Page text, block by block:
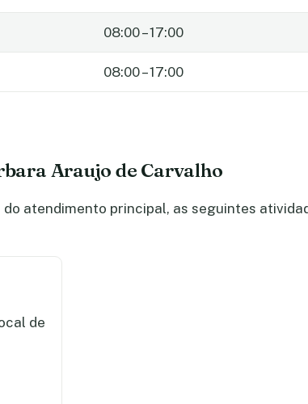
08:00 – 17:00
08:00 – 17:00
Araujo de Carvalho
atendimento principal, as seguintes
de